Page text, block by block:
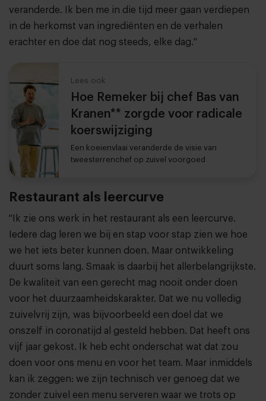
veranderde. Ik ben me in die tijd meer gaan verdiepen
in de herkomst van ingrediënten en de verhalen
erachter en doe dat nog steeds, elke dag."
Lees ook
Hoe Remeker bij chef Bas van
Kranen** zorgde voor radicale
koerswijziging
Een koeienvlaai veranderde de visie van
tweesterrenchef op zuivel voorgoed
Restaurant als leercurve
"Ik zie ons werk in het restaurant als een leercurve.
Iedere dag leren we bij en stap voor stap zien we hoe
we het iets beter kunnen doen. Maar ontwikkeling
duurt soms lang. Smaak is daarbij het allerbelangrijkste.
De kwaliteit van een gerecht mag nooit onder doen
voor het duurzaamheidskarakter. Dat we nu volledig
zuivelvrij zijn, was bijvoorbeeld een doel dat we
onszelf in coronatijd al gesteld hebben. Dat heeft ons
vijf jaar gekost. Ik heb echt onderschat wat dat zou
doen voor ons menu en voor het team. Maar inmiddels
kan ik zeggen: we zijn technisch ver genoeg dat we
zonder zuivel een menu serveren waar we trots op